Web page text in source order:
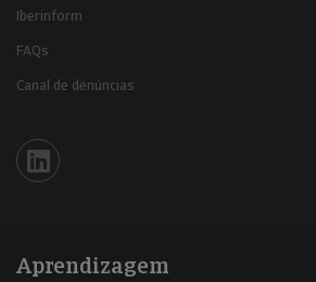
Iberinform
FAQs
Canal de denúncias
Iberinform en Linkedin
Aprendizagem